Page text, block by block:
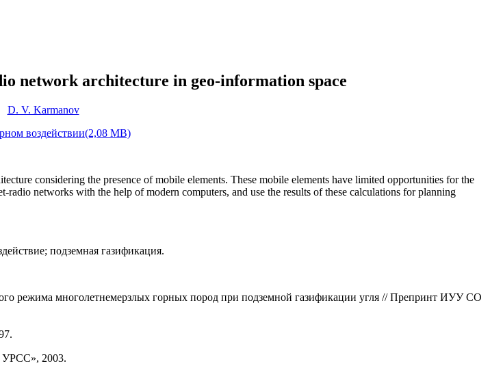
network architecture in geo-information space
D. V. Karmanov
воздействии(2,08 MB)
considering the presence of mobile elements. These mobile elements have limited opportunities for the
networks with the help of modern computers, and use the results of these calculations for planning
подземная газификация.
режима многолетнемерзлых горных пород при подземной газификации угля // Препринт ИУУ СО
2003.